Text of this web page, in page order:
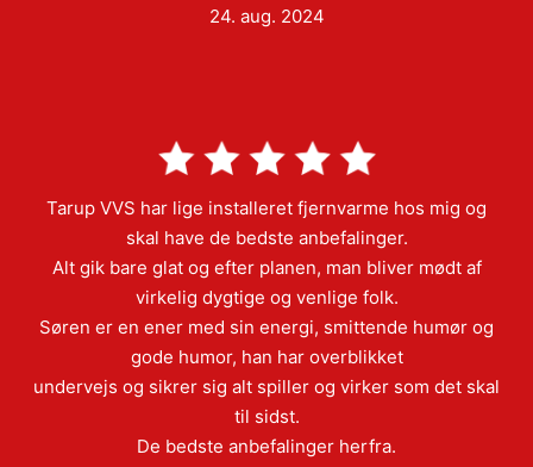
24. aug. 2024
Tarup VVS har lige installeret fjernvarme hos mig og
skal have de bedste anbefalinger.
Alt gik bare glat og efter planen, man bliver mødt af
virkelig dygtige og venlige folk.
Søren er en ener med sin energi, smittende humør og
gode humor, han har overblikket
undervejs og sikrer sig alt spiller og virker som det skal
til sidst.
De bedste anbefalinger herfra.